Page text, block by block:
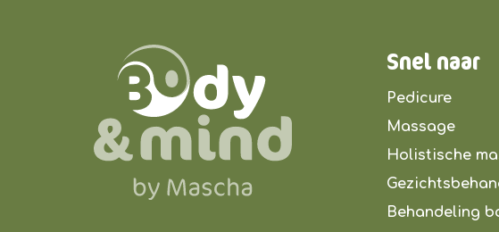
Snel naar
Pedicure
Massage
Holistische
Behandeling